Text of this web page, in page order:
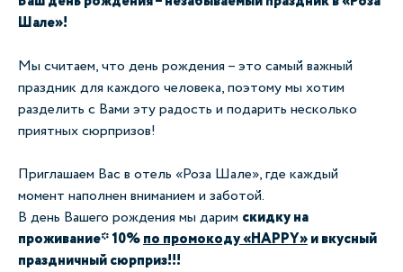
Шале»!
Мы считаем, что день рождения –это самый важный
праздник для каждого человека, поэтому мы хотим
разделить с Вами эту радость и подарить несколько
приятных сюрпризов!
Приглашаем Вас в отель «Роза Шале», где каждый
момент наполнен вниманием и заботой.
В день Вашего рождения мы дарим скидку на
проживание* 10%по промокоду «HAPPY»и вкусный
праздничный сюрприз!!!